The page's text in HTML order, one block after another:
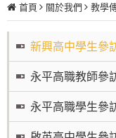
首頁 關於我們 教學
新興高中學生參
永平高職教師參
永平高職學生參